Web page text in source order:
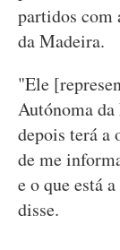
partidos com
da Madeira.
"Ele
Autónoma
depois terá a
de me
e o que está
disse.